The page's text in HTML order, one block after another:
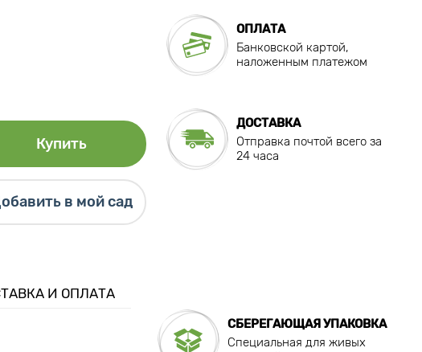
Купить
в мой сад
ОПЛАТА
Банковской картой,
наложенным платежом
ДОСТАВКА
Отправка почтой всего за
24 часа
И ОПЛАТА
СБЕРЕГАЮЩАЯ УПАКОВКА
Специальная для живых